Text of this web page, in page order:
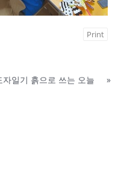
Print
일기 흙으로 쓰는 오늘
»